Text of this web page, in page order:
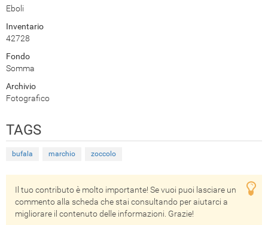
Eboli
Inventario
42728
Fondo
Somma
Archivio
Fotografico
TAGS
bufala marchio zoccolo
Il tuo contributo è molto importante! Se vuoi puoi lasciare un
commento alla scheda che stai consultando per aiutarci a
migliorare il contenuto delle informazioni. Grazie!